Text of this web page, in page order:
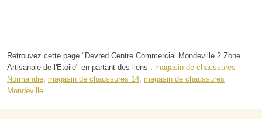
Retrouvez cette page "Devred Centre Commercial Mondeville 2 Zone
Artisanale de l'Etoile" en partant des liens : magasin de chaussures
Normandie, magasin de chaussures 14, magasin de chaussures
Mondeville.